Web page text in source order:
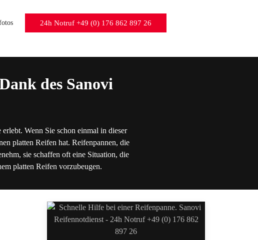
24h Notruf +49 (0) 176 862 897 26
des Sanovi
Wenn Sie schon einmal in dieser
platten Reifen hat. Reifenpannen, die
sie schaffen oft eine Situation, die
platten Reifen vorzubeugen.